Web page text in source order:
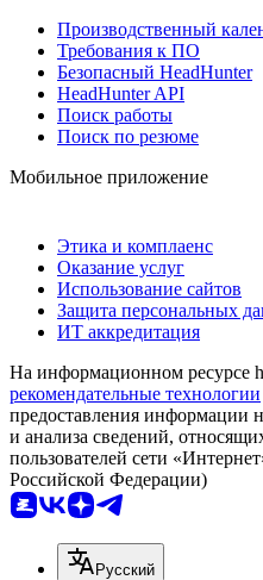
Производственный
Требования к ПО
Безопасный HeadHunter
HeadHunter API
Поиск работы
Поиск по резюме
Мобильное приложение
Этика и комплаенс
Оказание услуг
Использование сайтов
Защита персональных
ИТ аккредитация
На информационном ресурсе
рекомендательные технологии
предоставления информации
и анализа сведений,
пользователей сети
Российской Федерации)
Русский